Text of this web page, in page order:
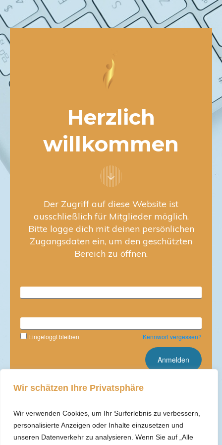
Wir schätzen Ihre Privatsphäre
Wir verwenden Cookies, um Ihr Surferlebnis zu verbessern,
personalisierte Anzeigen oder Inhalte einzusetzen und
unseren Datenverkehr zu analysieren. Wenn Sie auf „Alle
Herzlich
willkommen
Der Zugriff auf diese Website ist
ausschließlich für Mitglieder möglich.
Bitte logge dich mit deinen persönlichen
Zugangsdaten ein, um den geschützten
Bereich zu öffnen.
Eingeloggt bleiben Kennwort vergessen?
Weiter zum Mitgliederbereich